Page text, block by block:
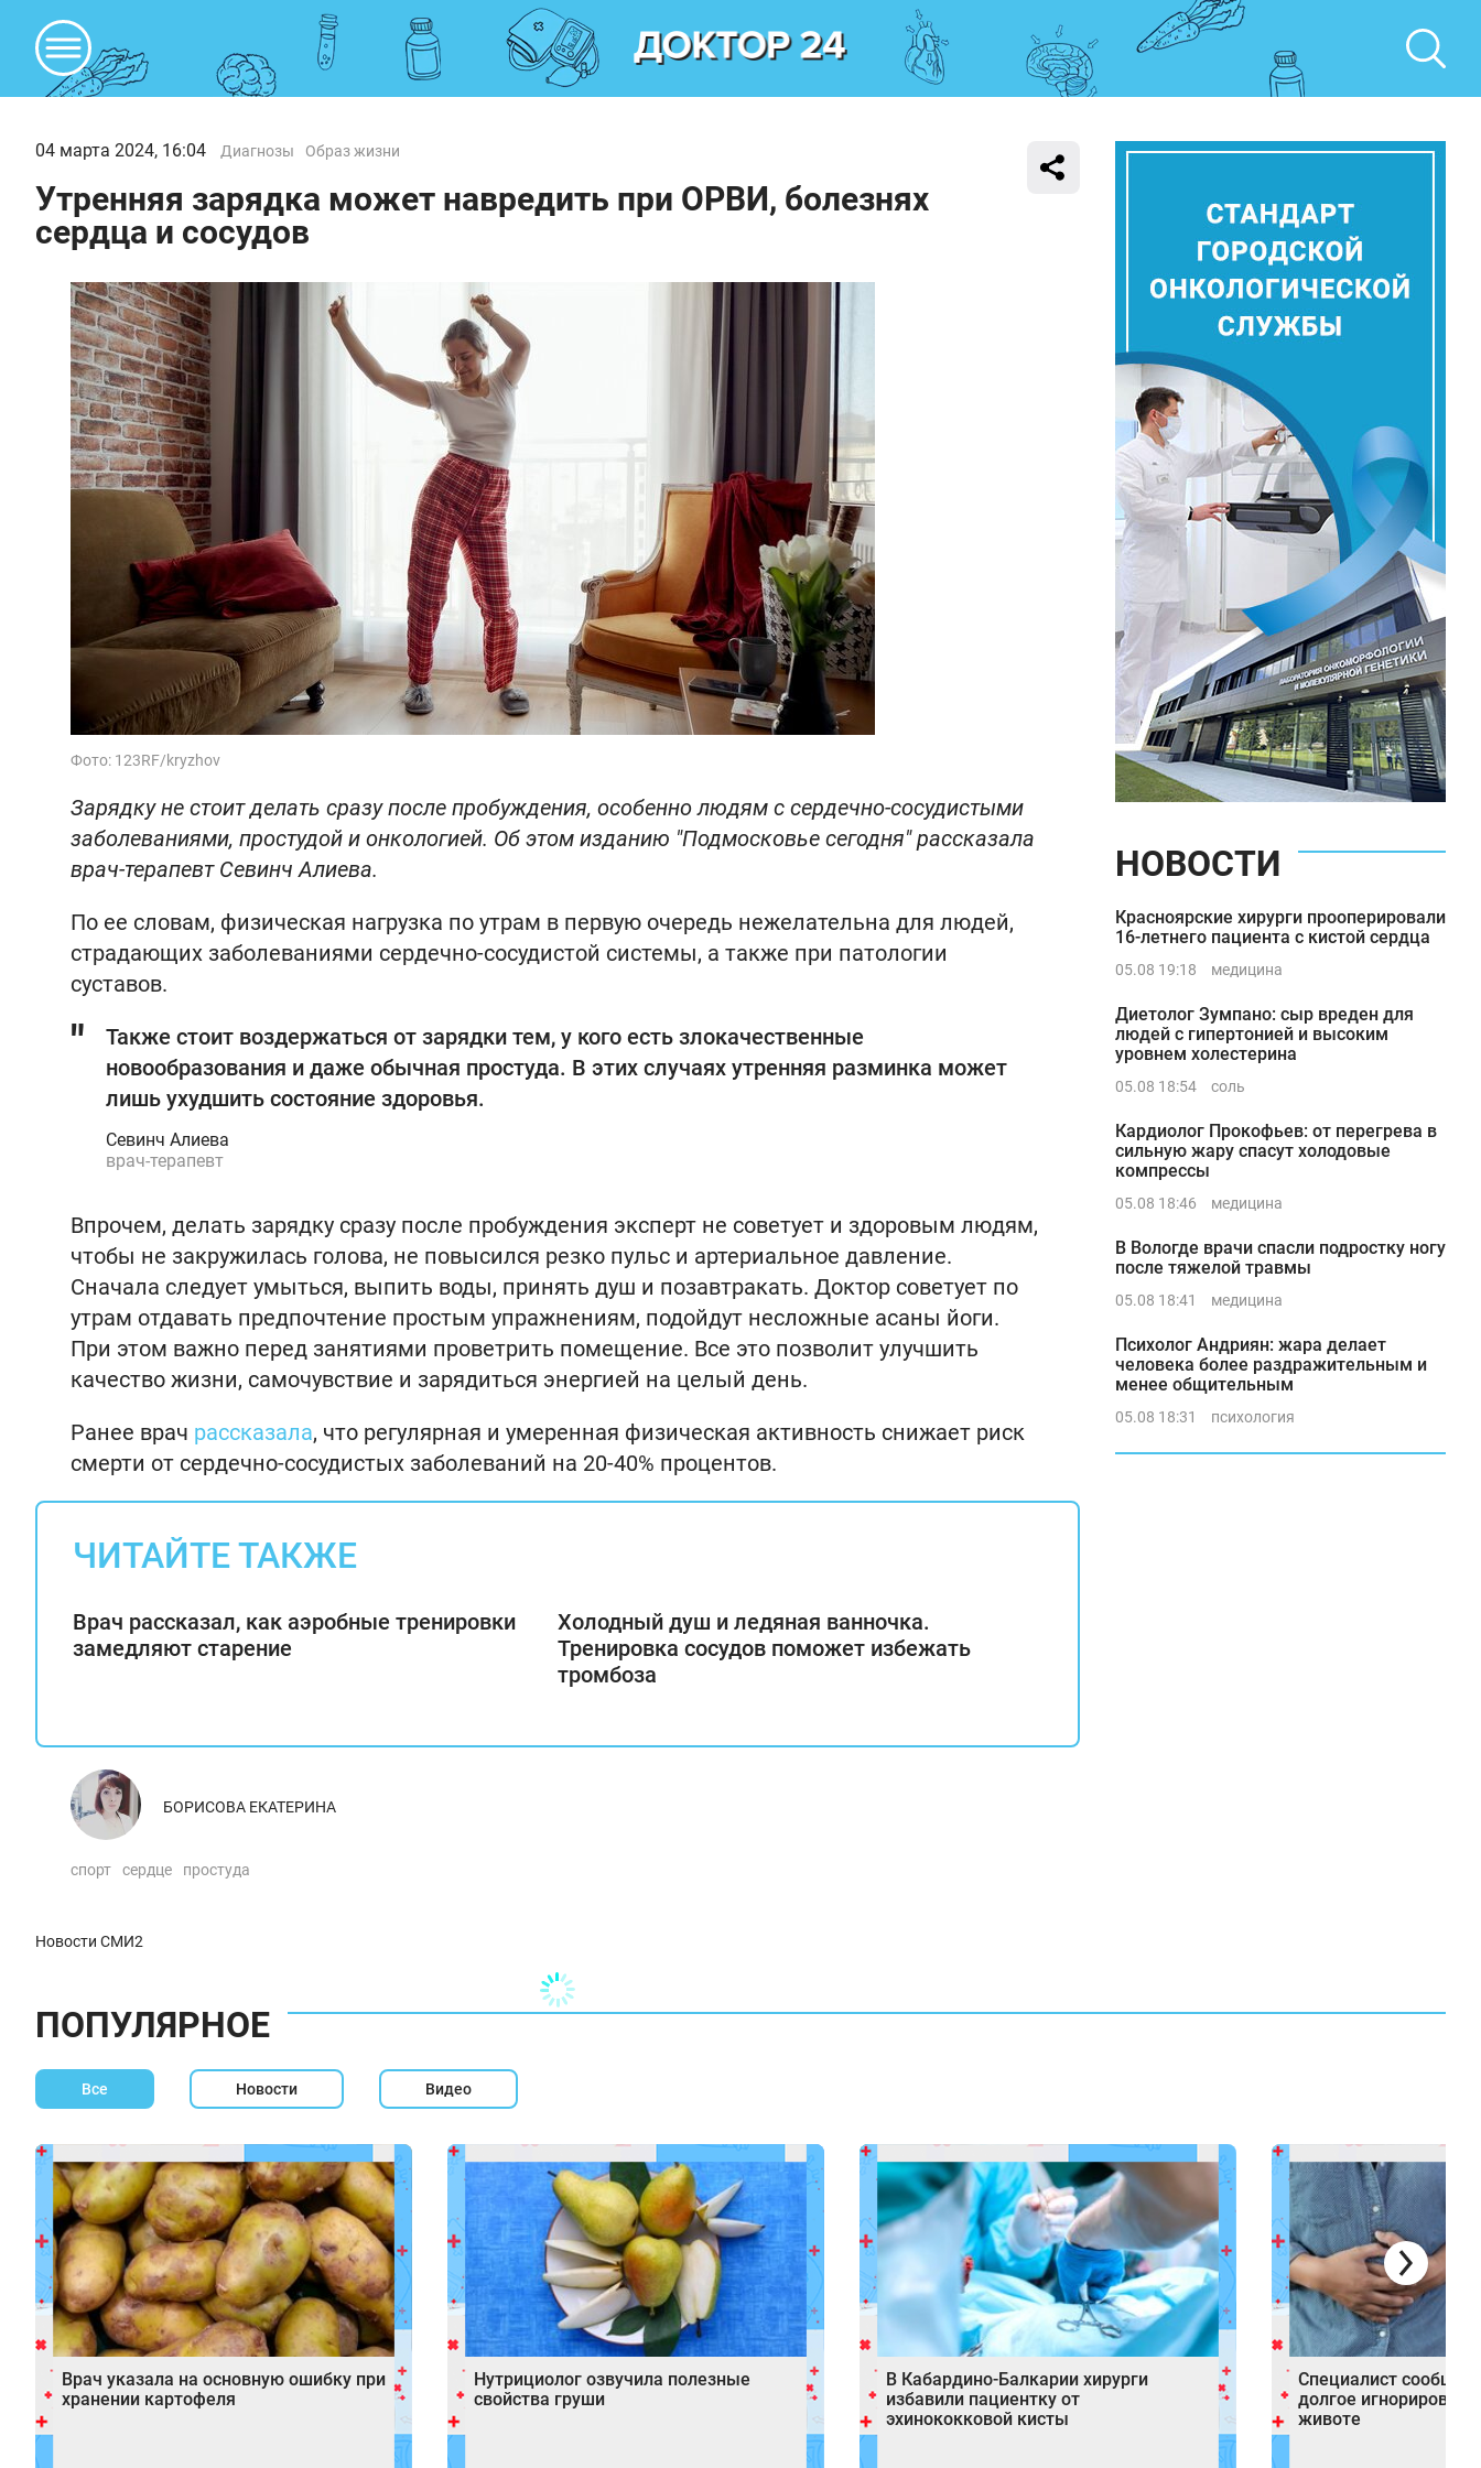
04 марта 2024, 16:04 Диагнозы Образ жизни
Утренняя зарядка может навредить при ОРВИ, болезнях
сердца и сосудов
Фото: 123RF/kryzhov
Зарядку не стоит делать сразу после пробуждения, особенно людям с сердечно-сосудистыми
заболеваниями, простудой и онкологией. Об этом изданию "Подмосковье сегодня" рассказала
врач-терапевт Севинч Алиева.
По ее словам, физическая нагрузка по утрам в первую очередь нежелательна для людей,
страдающих заболеваниями сердечно-сосудистой системы, а также при патологии
суставов.
Также стоит воздержаться от зарядки тем, у кого есть злокачественные
новообразования и даже обычная простуда. В этих случаях утренняя разминка может
лишь ухудшить состояние здоровья.
Севинч Алиева
врач-терапевт
Впрочем, делать зарядку сразу после пробуждения эксперт не советует и здоровым людям,
чтобы не закружилась голова, не повысился резко пульс и артериальное давление.
Сначала следует умыться, выпить воды, принять душ и позавтракать. Доктор советует по
утрам отдавать предпочтение простым упражнениям, подойдут несложные асаны йоги.
При этом важно перед занятиями проветрить помещение. Все это позволит улучшить
качество жизни, самочувствие и зарядиться энергией на целый день.
Ранее врач рассказала, что регулярная и умеренная физическая активность снижает риск
смерти от сердечно-сосудистых заболеваний на 20-40% процентов.
ЧИТАЙТЕ ТАКЖЕ
Врач рассказал, как аэробные тренировки
замедляют старение
Холодный душ и ледяная ванночка.
Тренировка сосудов поможет избежать
тромбоза
БОРИСОВА ЕКАТЕРИНА
спорт сердце простуда
Новости СМИ2
НОВОСТИ
Красноярские хирурги прооперировали
16-летнего пациента с кистой сердца
05.08 19:18 медицина
Диетолог Зумпано: сыр вреден для
людей с гипертонией и высоким
уровнем холестерина
05.08 18:54 соль
Кардиолог Прокофьев: от перегрева в
сильную жару спасут холодовые
компрессы
05.08 18:46 медицина
В Вологде врачи спасли подростку ногу
после тяжелой травмы
05.08 18:41 медицина
Психолог Андриян: жара делает
человека более раздражительным и
менее общительным
05.08 18:31 психология
ПОПУЛЯРНОЕ
Все Новости Видео
Врач указала на основную ошибку при
хранении картофеля
Нутрициолог озвучила полезные
свойства груши
В Кабардино-Балкарии хирурги
избавили пациентку от
эхинококковой кисты
Специалист
долгое
животе